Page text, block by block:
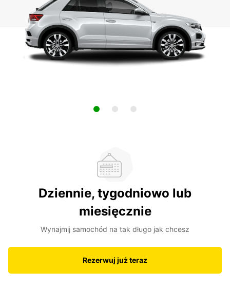
Dziennie, tygodniowo lub
miesięcznie
Wynajmij samochód na tak długo jak chcesz
Rezerwuj już teraz